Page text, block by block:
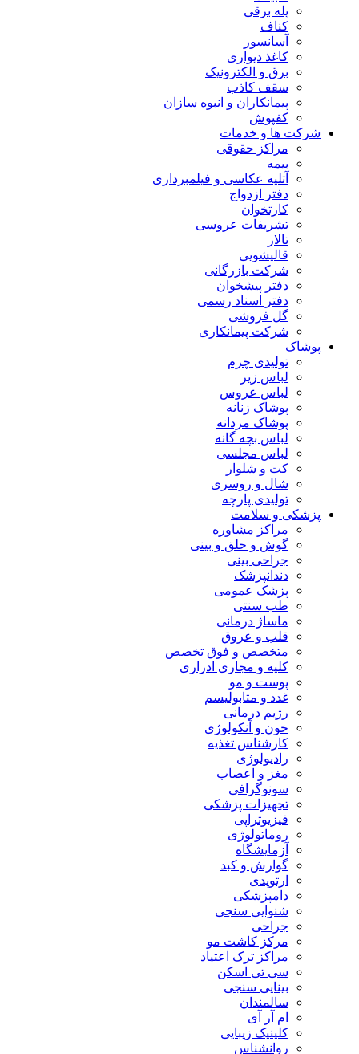
پله برقی
کناف
آسانسور
کاغذ دیواری
برق و الکترونیک
سقف کاذب
پیمانکاران و انبوه سازان
کفپوش
شرکت ها و خدمات
مراکز حقوقی
بیمه
آتلیه عکاسی و فیلمبرداری
دفتر ازدواج
کارتخوان
تشریفات عروسی
تالار
قالیشویی
شرکت بازرگانی
دفتر پیشخوان
دفتر اسناد رسمی
گل فروشی
شرکت پیمانکاری
پوشاک
تولیدی چرم
لباس زیر
لباس عروس
پوشاک زنانه
پوشاک مردانه
لباس بچه گانه
لباس مجلسی
کت و شلوار
شال و روسری
تولیدی پارچه
پزشکی و سلامت
مراکز مشاوره
گوش و حلق و بینی
جراحی بینی
دندانپزشک
پزشک عمومی
طب سنتی
ماساژ درمانی
قلب و عروق
متخصص و فوق تخصص
کلیه و مجاری ادراری
پوست و مو
غدد و متابولیسم
رژیم درمانی
خون و آنکولوژی
کارشناس تغذیه
رادیولوژی
مغز و اعصاب
سونوگرافی
تجهیزات پزشکی
فیزیوتراپی
روماتولوژی
آزمایشگاه
گوارش و کبد
ارتوپدی
دامپزشکی
شنوایی سنجی
جراحی
مرکز کاشت مو
مراکز ترک اعتیاد
سی تی اسکن
بینایی سنجی
سالمندان
ام آر آی
کلینیک زیبایی
روانشناس